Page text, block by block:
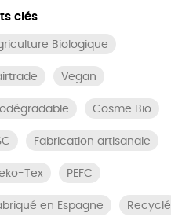
clés
Biologique
Vegan
Cosme Bio
Fabrication artisanale
Tex PEFC
en Espagne Recyclé